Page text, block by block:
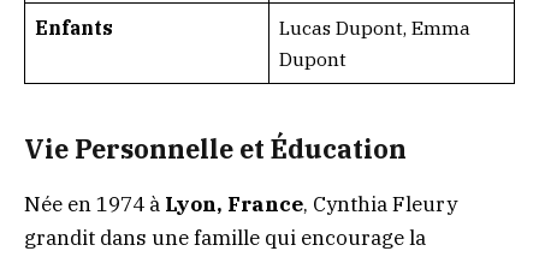
Enfants
Lucas Dupont, Emma
Dupont
Vie Personnelle et Éducation
Née en 1974 à Lyon, France, Cynthia Fleury
grandit dans une famille qui encourage la